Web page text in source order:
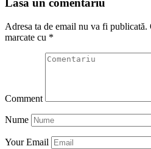
Lasa un comentariu
Adresa ta de email nu va fi publicată.
marcate cu *
Comment
Nume
Your Email